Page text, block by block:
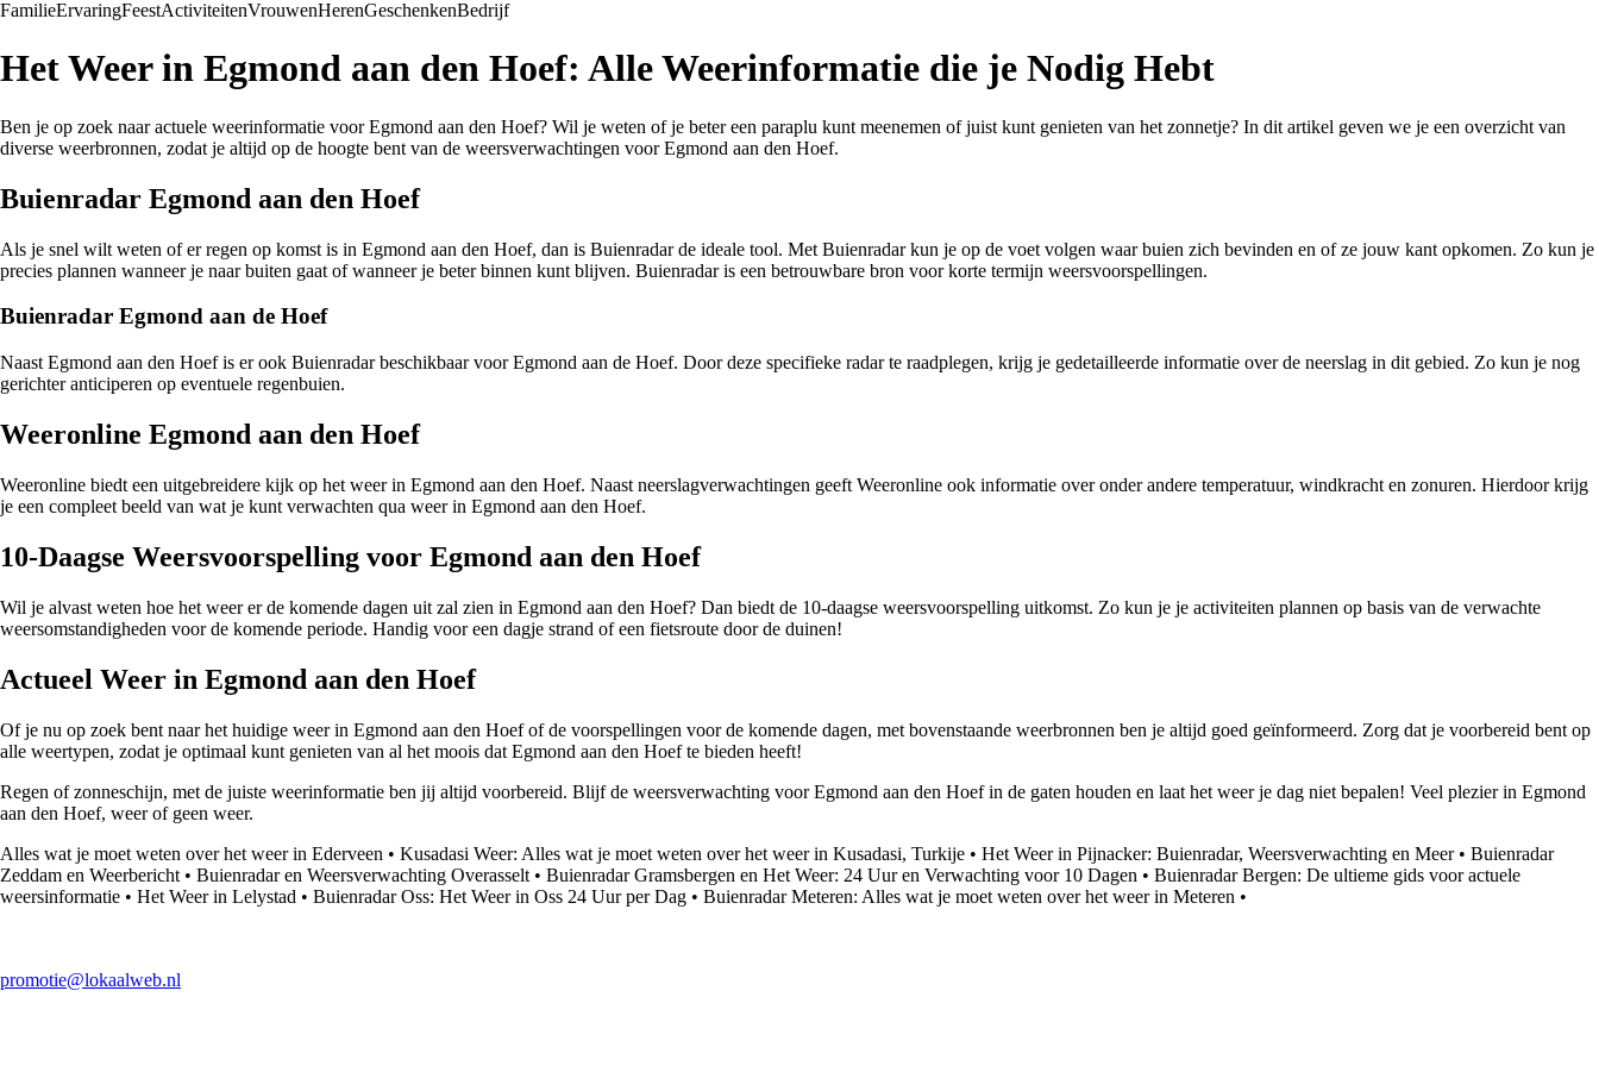
FamilieErvaringFeestActiviteitenVrouwenHerenGeschenkenBedrijf
Het Weer in Egmond aan den Hoef: Alle Weerinformatie die je Nodig Hebt
Ben je op zoek naar actuele weerinformatie voor Egmond aan den Hoef? Wil je weten of je beter een paraplu kunt meenemen of juist kunt genieten van het zonnetje? In dit artikel geven we je een overzicht van
diverse weerbronnen, zodat je altijd op de hoogte bent van de weersverwachtingen voor Egmond aan den Hoef.
Buienradar Egmond aan den Hoef
Als je snel wilt weten of er regen op komst is in Egmond aan den Hoef, dan is Buienradar de ideale tool. Met Buienradar kun je op de voet volgen waar buien zich bevinden en of ze jouw kant opkomen. Zo kun je
precies plannen wanneer je naar buiten gaat of wanneer je beter binnen kunt blijven. Buienradar is een betrouwbare bron voor korte termijn weersvoorspellingen.
Buienradar Egmond aan de Hoef
Naast Egmond aan den Hoef is er ook Buienradar beschikbaar voor Egmond aan de Hoef. Door deze specifieke radar te raadplegen, krijg je gedetailleerde informatie over de neerslag in dit gebied. Zo kun je nog
gerichter anticiperen op eventuele regenbuien.
Weeronline Egmond aan den Hoef
Weeronline biedt een uitgebreidere kijk op het weer in Egmond aan den Hoef. Naast neerslagverwachtingen geeft Weeronline ook informatie over onder andere temperatuur, windkracht en zonuren. Hierdoor krijg
je een compleet beeld van wat je kunt verwachten qua weer in Egmond aan den Hoef.
10-Daagse Weersvoorspelling voor Egmond aan den Hoef
Wil je alvast weten hoe het weer er de komende dagen uit zal zien in Egmond aan den Hoef? Dan biedt de 10-daagse weersvoorspelling uitkomst. Zo kun je je activiteiten plannen op basis van de verwachte
weersomstandigheden voor de komende periode. Handig voor een dagje strand of een fietsroute door de duinen!
Actueel Weer in Egmond aan den Hoef
Of je nu op zoek bent naar het huidige weer in Egmond aan den Hoef of de voorspellingen voor de komende dagen, met bovenstaande weerbronnen ben je altijd goed geïnformeerd. Zorg dat je voorbereid bent op
alle weertypen, zodat je optimaal kunt genieten van al het moois dat Egmond aan den Hoef te bieden heeft!
Regen of zonneschijn, met de juiste weerinformatie ben jij altijd voorbereid. Blijf de weersverwachting voor Egmond aan den Hoef in de gaten houden en laat het weer je dag niet bepalen! Veel plezier in Egmond
aan den Hoef, weer of geen weer.
Alles wat je moet weten over het weer in Ederveen • Kusadasi Weer: Alles wat je moet weten over het weer in Kusadasi, Turkije • Het Weer in Pijnacker: Buienradar, Weersverwachting en Meer• Buienradar
Zeddam en Weerbericht • Buienradar en Weersverwachting Overasselt • Buienradar Gramsbergen en Het Weer: 24 Uur en Verwachting voor 10 Dagen • Buienradar Bergen: De ultieme gids voor actuele
weersinformatie • Het Weer in Lelystad • Buienradar Oss: Het Weer in Oss 24 Uur per Dag • Buienradar Meteren: Alles wat je moet weten over het weer in Meteren •
promotie@lokaalweb.nl